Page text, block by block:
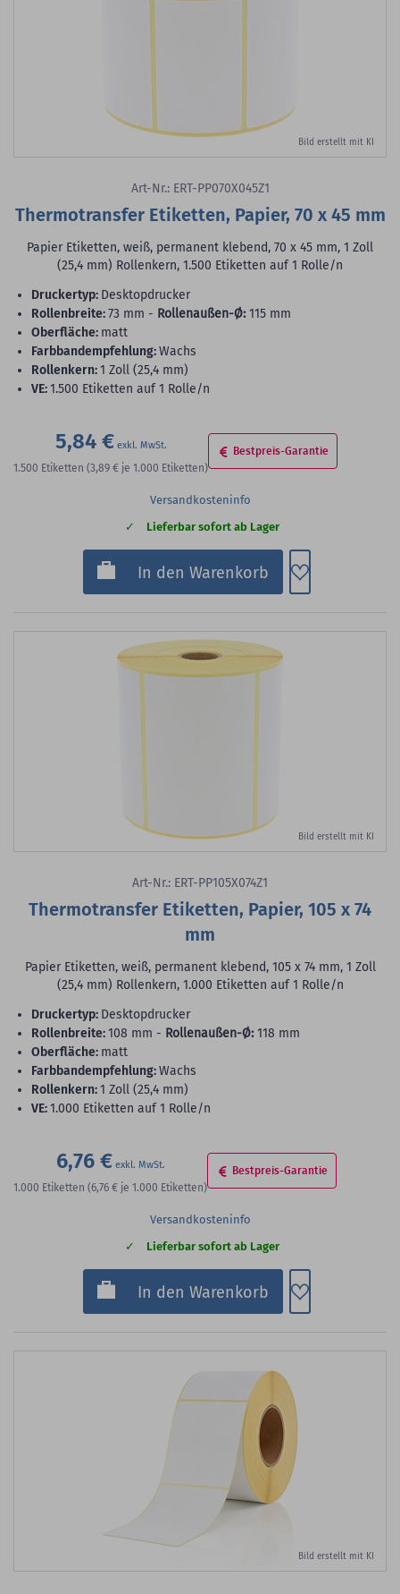
Bild erstellt mit KI
Art-Nr.: ERT-PP070X045Z1
Thermotransfer Etiketten, Papier, 70 x 45 mm
Papier Etiketten, weiß, permanent klebend, 70 x 45 mm, 1 Zoll
(25,4 mm) Rollenkern, 1.500 Etiketten auf 1 Rolle/n
Druckertyp: Desktopdrucker
Rollenbreite:73 mm - Rollenaußen-Ø: 115 mm
Oberfläche: matt
Farbbandempfehlung:Wachs
Rollenkern:1 Zoll (25,4 mm)
VE:1.500 Etiketten auf 1 Rolle/n
5,84 €
1.500 Etiketten (3,89 € je 1.000 Etiketten)
Bestpreis-Garantie
Versandkosteninfo
Lieferbar sofort ab Lager
In den Warenkorb Zum
Bild erstellt mit KI
Art-Nr.: ERT-PP105X074Z1
Thermotransfer Etiketten, Papier, 105 x 74
mm
Papier Etiketten, weiß, permanent klebend, 105 x 74 mm, 1 Zoll
(25,4 mm) Rollenkern, 1.000 Etiketten auf 1 Rolle/n
Druckertyp: Desktopdrucker
Rollenbreite:108 mm - Rollenaußen-Ø: 118 mm
Oberfläche: matt
Farbbandempfehlung:Wachs
Rollenkern:1 Zoll (25,4 mm)
VE:1.000 Etiketten auf 1 Rolle/n
6,76 €
1.000 Etiketten (6,76 € je 1.000 Etiketten)
Bestpreis-Garantie
Versandkosteninfo
Lieferbar sofort ab Lager
In den Warenkorb Zum
Bild erstellt mit KI